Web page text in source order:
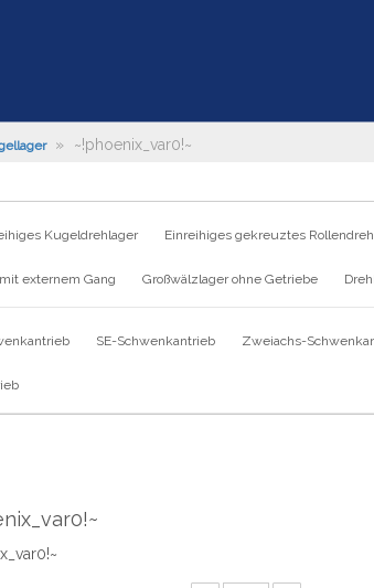
» ~!phoenix_var0!~
Kugeldrehlager Einreihiges gekreuztes
externem Gang Großwälzlager ohne Getriebe
SE-Schwenkantrieb Zweiachs-